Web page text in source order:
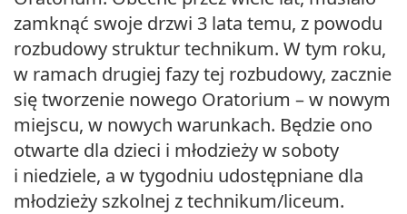
zamknąć swoje drzwi 3 lata temu, z powodu
rozbudowy struktur technikum. W tym roku,
w ramach drugiej fazy tej rozbudowy, zacznie
się tworzenie nowego Oratorium – w nowym
miejscu, w nowych warunkach. Będzie ono
otwarte dla dzieci i młodzieży w soboty
i niedziele, a w tygodniu udostępniane dla
młodzieży szkolnej z technikum/liceum.